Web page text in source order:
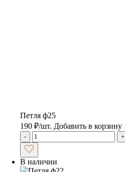
Петля ф25
190 ₽/шт. Добавить в корзину
- +
В наличии